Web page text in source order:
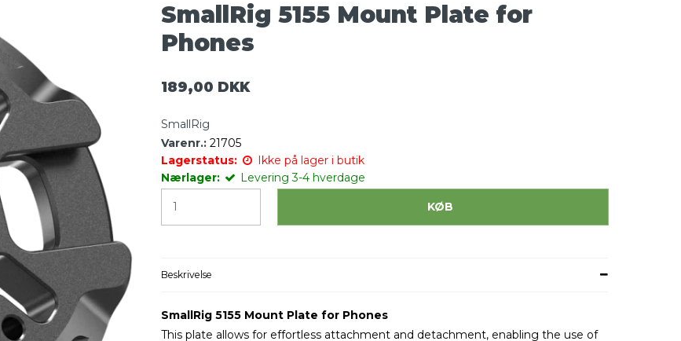
SmallRig 5155 Mount Plate for
Phones
189,00 DKK
SmallRig
Varenr.: 21705
Lagerstatus:
Ikke på lager i butik
Nærlager:
Levering 3-4 hverdage
KØB
Beskrivelse
SmallRig 5155 Mount Plate for Phones
This plate allows for effortless attachment and detachment, enabling the use of